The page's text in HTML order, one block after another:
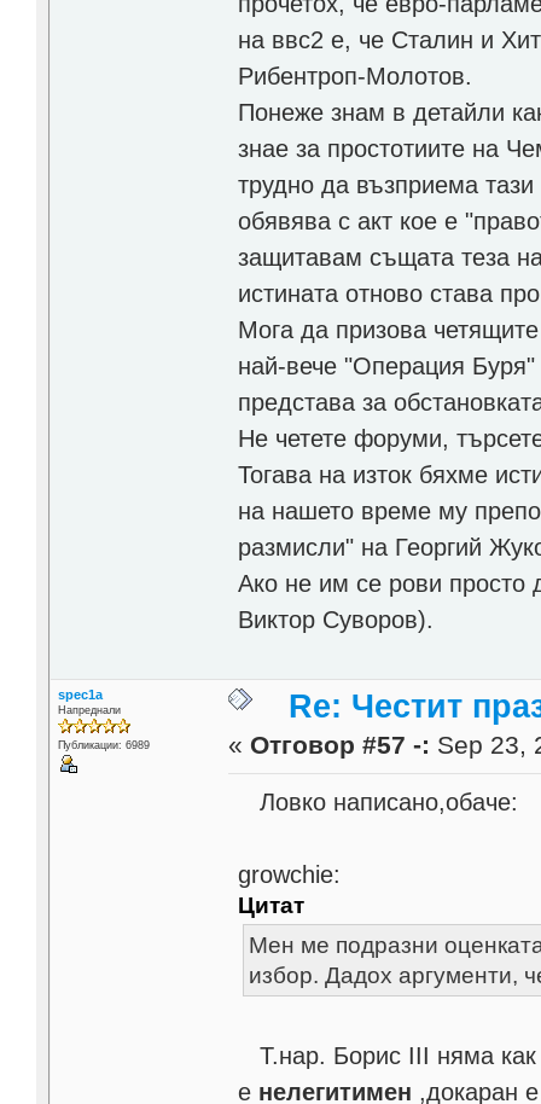
на ввс2 е, че Сталин и
Рибентроп-Молотов.
Понеже знам в детайли
знае за простотиите на
трудно да възприема
обявява с акт кое е
защитавам същата теза
истината отново става
Мога да призова
най-вече "Операция
представа за
Не четете форуми,
Тогава на изток бяхме
на нашето време му
размисли" на Георгий
Ако не им се рови просто
Виктор Суворов).
spec1a
Напреднали
Публикации: 6989
Re: Честит
« Отговор #57 -: Sep 23,
Ловко написано,обаче:
growchie:
Цитат
Мен ме подразни
избор. Дадох аргументи,
Т.нар. Борис III няма
е нелeгитимен ,докаран